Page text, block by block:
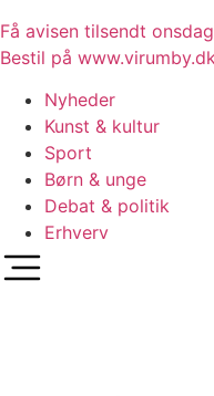
Få avisen tilsendt
Bestil på www.virumby.dk
Nyheder
Kunst & kultur
Sport
Børn & unge
Debat & politik
Erhverv